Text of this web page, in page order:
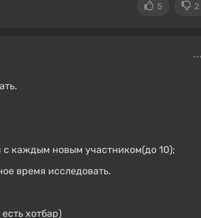
5 2
с каждым новым участником(до 10);
время исследовать.
хотбар)